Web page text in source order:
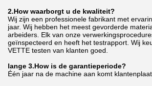
2.How waarborgt u de kwaliteit?
Wij zijn een professionele fabrikant met
jaar. Wij hebben het meest gevorderde
arbeiders. Elk van onze
geïnspecteerd en heeft het testrapport. Wij
VETTE testen van klanten goed.
lange 3.How is de garantieperiode?
Één jaar na de machine aan komt